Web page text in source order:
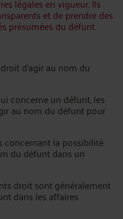
légales en vigueur. Ils
et de prendre des
présumées du défunt.
d'agir au nom du
concerne un défunt, les
au nom du défunt pour
la possibilité
du défunt dans un
droit sont généralement
dans les affaires